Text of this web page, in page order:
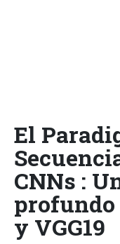
El
CNNs :
profundo
y VGG19